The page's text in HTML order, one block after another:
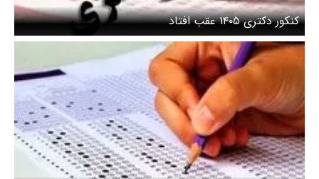
کنکور دکتری ۱۴۰۵ عقب افتاد